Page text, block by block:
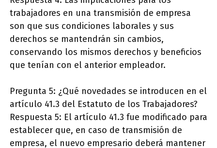
trabajadores en una transmisión de empresa
son que sus condiciones laborales y sus
derechos se mantendrán sin cambios,
conservando los mismos derechos y beneficios
que tenían con el anterior empleador.
Pregunta 5: ¿Qué novedades se introducen en el
artículo 41.3 del Estatuto de los Trabajadores?
Respuesta 5: El artículo 41.3 fue modificado para
establecer que, en caso de transmisión de
empresa, el nuevo empresario deberá mantener